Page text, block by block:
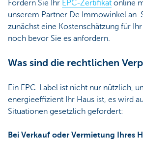
Fordern Sie Ihr EPC-Zertifikat online
unserem Partner De Immowinkel an.
zunächst eine Kostenschätzung für
noch bevor Sie es anfordern.
Was sind die rechtlichen
Ein EPC-Label ist nicht nur nützlich,
energieeffizient Ihr Haus ist, es wird
Situationen gesetzlich gefordert:
Bei Verkauf oder Vermietung Ihres